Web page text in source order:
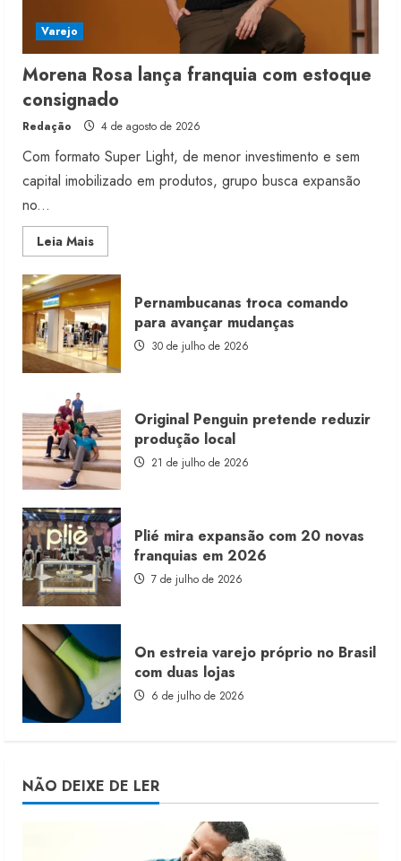
Varejo
Morena Rosa lança franquia com estoque
consignado
Redação 4 de agosto de 2026
Com formato Super Light, de menor investimento e sem
capital imobilizado em produtos, grupo busca expansão
no...
Leia MaisRead
more
Morena
Rosa
lança
franquia
com
estoque
consignado
Pernambucanas troca comando
para avançar mudanças
30 de julho de 2026
Original Penguin pretende reduzir
produção local
21 de julho de 2026
Plié mira expansão com 20 novas
franquias em 2026
7 de julho de 2026
On estreia varejo próprio no Brasil
com duas lojas
6 de julho de 2026
NÃO DEIXE DE LER